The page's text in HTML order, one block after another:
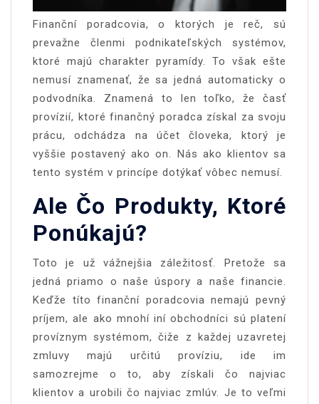
Finanční poradcovia, o ktorých je reč, sú
prevažne členmi podnikateľských systémov,
ktoré majú charakter pyramídy. To však ešte
nemusí znamenať, že sa jedná automaticky o
podvodníka. Znamená to len toľko, že časť
provízií, ktoré finančný poradca získal za svoju
prácu, odchádza na účet človeka, ktorý je
vyššie postavený ako on. Nás ako klientov sa
tento systém v princípe dotýkať vôbec nemusí.
Ale Čo Produkty, Ktoré
Ponúkajú?
Toto je už vážnejšia záležitosť. Pretože sa
jedná priamo o naše úspory a naše financie.
Keďže títo finanční poradcovia nemajú pevný
príjem, ale ako mnohí iní obchodníci sú platení
províznym systémom, čiže z každej uzavretej
zmluvy majú určitú províziu, ide im
samozrejme o to, aby získali čo najviac
klientov a urobili čo najviac zmlúv. Je to veľmi